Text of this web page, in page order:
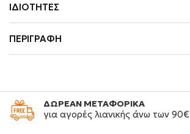
ΙΔΙΌΤΗΤΕΣ
ΠΕΡΙΓΡΑΦΉ
ΔΩΡΕΑΝ ΜΕΤΑΦΟΡΙΚΑ
για αγορές λιανικής άνω των 90€